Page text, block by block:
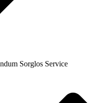
Sorglos Service